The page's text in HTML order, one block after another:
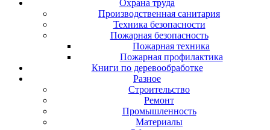
Охрана труда
Производственная санитария
Техника безопасности
Пожарная безопасность
Пожарная техника
Пожарная профилактика
Книги по деревообработке
Разное
Строительство
Ремонт
Промышленность
Материалы